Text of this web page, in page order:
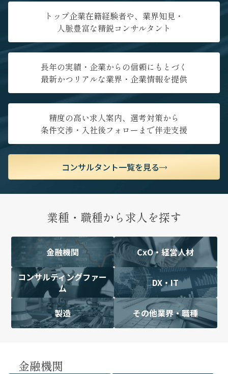
トップ企業在籍経験者や、業界知見・
人脈豊富な精鋭コンサルタント
長年の実績・企業からの信頼にもとづく
最新かつリアルな業界・企業情報を提供
精度の高い求人案内、選考対策から
条件交渉・入社後フォローまで伴走支援
コンサルタント一覧を見る
業種・職種から求人を探す
金融機関 CxO・経営人材
コンサルティングファー
ム
DX・IT
製造 その他業界・職種
金融機関